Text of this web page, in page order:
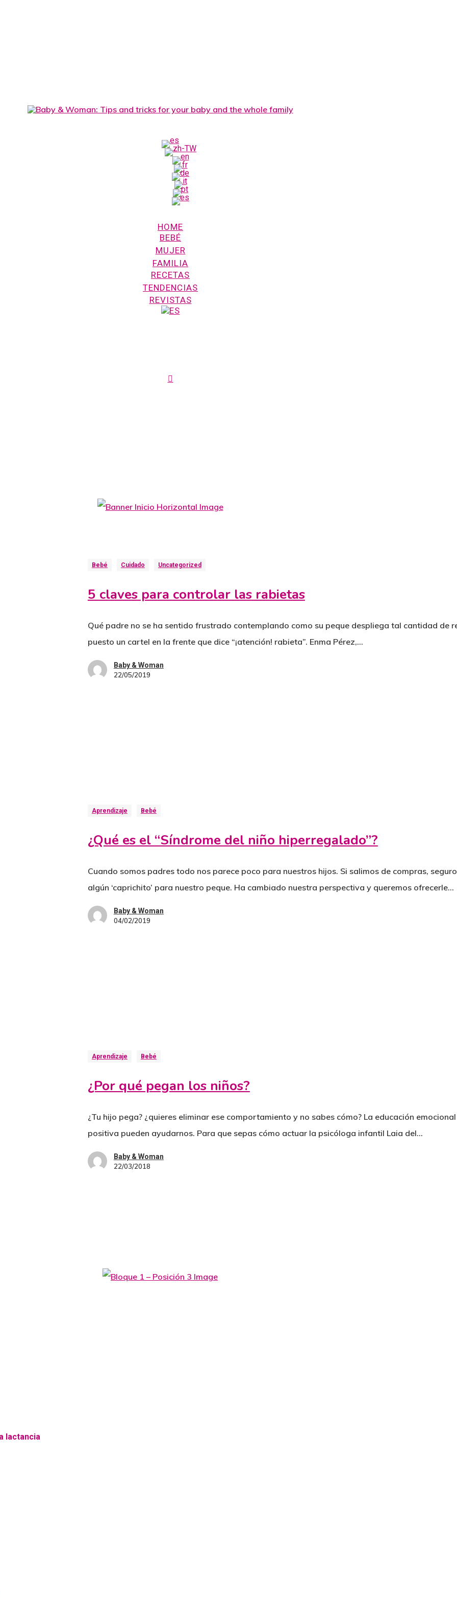
HOME
BEBÉ
MUJER
FAMILIA
RECETAS
TENDENCIAS
REVISTAS
FACEBOOK
Bebé Cuidado Uncategorized
5 claves para controlar las rabietas
Qué padre no se ha sentido frustrado contemplando como su peque despliega tal cantidad de
puesto un cartel en la frente que dice “¡atención! rabieta”. Enma Pérez,…
Baby & Woman
22/05/2019
Aprendizaje Bebé
¿Qué es el “Síndrome del niño hiperregalado”?
Cuando somos padres todo nos parece poco para nuestros hijos. Si salimos de compras,
algún ‘caprichito’ para nuestro peque. Ha cambiado nuestra perspectiva y queremos ofrecerle…
Baby & Woman
04/02/2019
Aprendizaje Bebé
¿Por qué pegan los niños?
¿Tu hijo pega? ¿quieres eliminar ese comportamiento y no sabes cómo? La educación
positiva pueden ayudarnos. Para que sepas cómo actuar la psicóloga infantil Laia del…
Baby & Woman
22/03/2018
lactancia